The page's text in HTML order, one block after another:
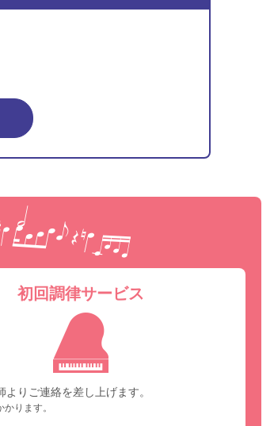
ピ
初回調律サービス
よりご連絡を差し上げます。
ります。